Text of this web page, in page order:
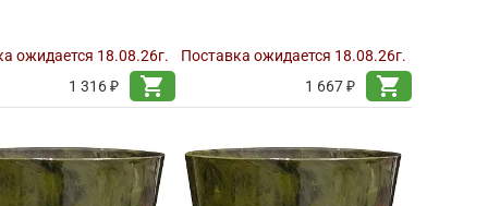
ожидается 18.08.26г.
1 316 ₽
shopping_cart
Поставка ожидается 18.08.26г.
1 667 ₽
shopping_cart